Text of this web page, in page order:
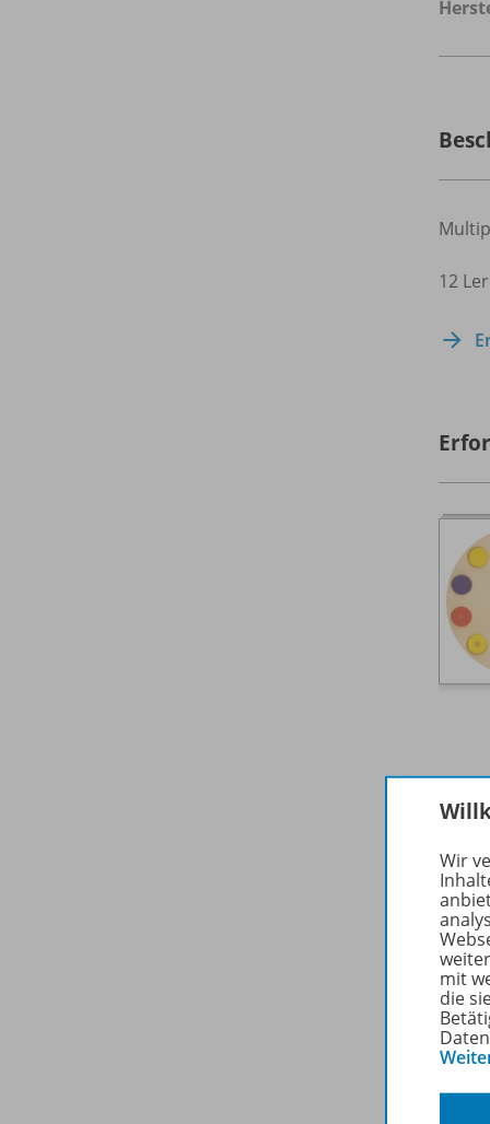
12
Wir
mit
die